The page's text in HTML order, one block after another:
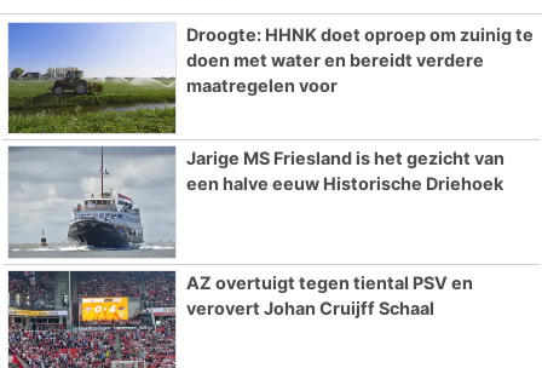
Droogte: HHNK doet oproep om zuinig te
doen met water en bereidt verdere
maatregelen voor
Jarige MS Friesland is het gezicht van
een halve eeuw Historische Driehoek
AZ overtuigt tegen tiental PSV en
verovert Johan Cruijff Schaal